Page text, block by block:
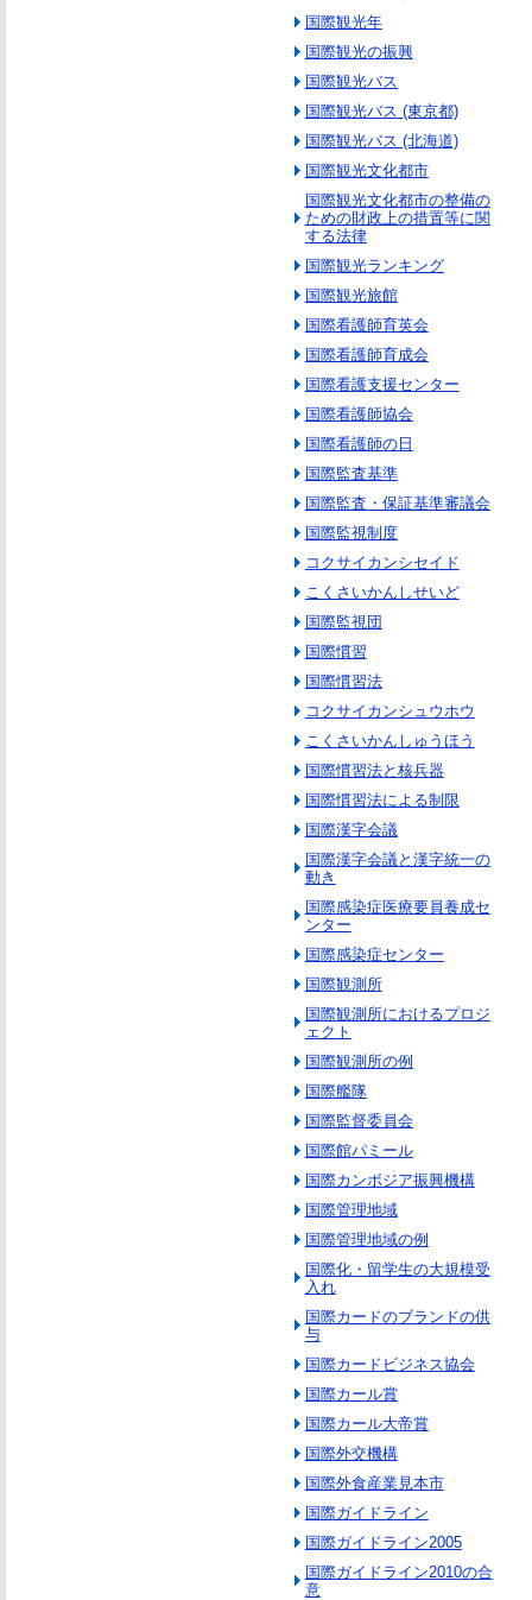
国際観光年
国際観光の振興
国際観光バス
国際観光バス (東京都)
国際観光バス (北海道)
国際観光文化都市
国際観光文化都市の整備の
ための財政上の措置等に関
する法律
国際観光ランキング
国際観光旅館
国際看護師育英会
国際看護師育成会
国際看護支援センター
国際看護師協会
国際看護師の日
国際監査基準
国際監査・保証基準審議会
国際監視制度
コクサイカンシセイド
こくさいかんしせいど
国際監視団
国際慣習
国際慣習法
コクサイカンシュウホウ
こくさいかんしゅうほう
国際慣習法と核兵器
国際慣習法による制限
国際漢字会議
国際漢字会議と漢字統一の
動き
国際感染症医療要員養成セ
ンター
国際感染症センター
国際観測所
国際観測所におけるプロジ
ェクト
国際観測所の例
国際艦隊
国際監督委員会
国際館パミール
国際カンボジア振興機構
国際管理地域
国際管理地域の例
国際化・留学生の大規模受
入れ
国際カードのブランドの供
与
国際カードビジネス協会
国際カール賞
国際カール大帝賞
国際外交機構
国際外食産業見本市
国際ガイドライン
国際ガイドライン2005
国際ガイドライン2010の合
意